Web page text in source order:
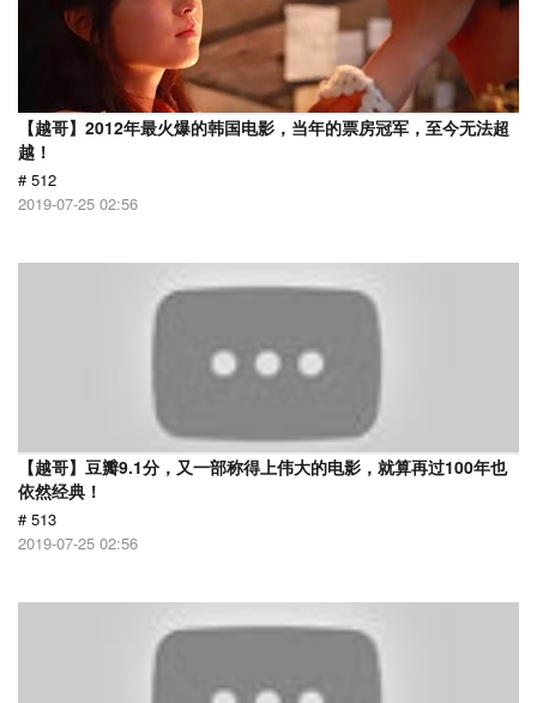
【越哥】2012年最火爆的韩国电影，当年的票房冠军，至今无法超
越！
# 512
2019-07-25 02:56
【越哥】豆瓣9.1分，又一部称得上伟大的电影，就算再过100年也
依然经典！
# 513
2019-07-25 02:56